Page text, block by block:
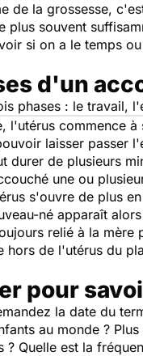
de la grossesse,
plus souvent
si on a le temps
d'un
phases : le travail,
l'utérus commence
laisser passer
durer de plusieurs
une ou
s'ouvre de plus
né apparaît
relié à la mère
hors de l'utérus du
pour
la date du
au monde ?
Quelle est la